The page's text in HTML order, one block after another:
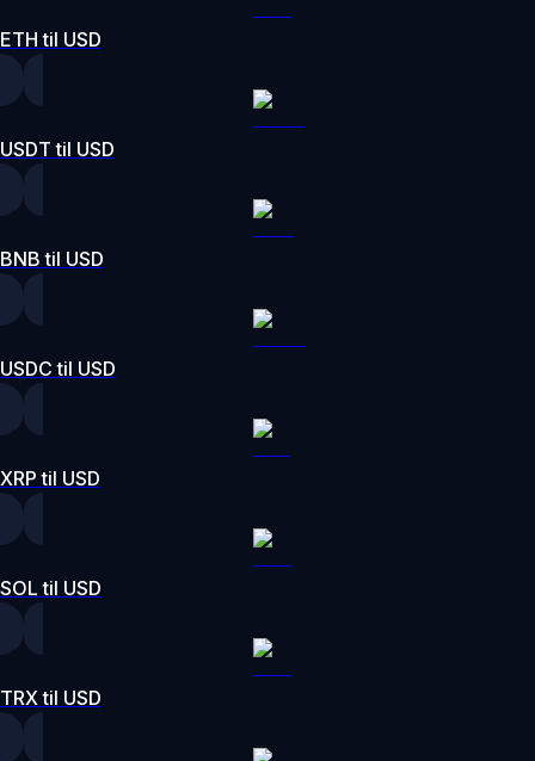
ETH til USD
USDT til USD
BNB til USD
USDC til USD
XRP til USD
SOL til USD
TRX til USD